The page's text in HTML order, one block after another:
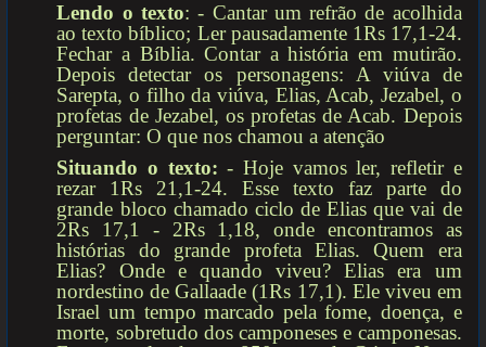
Lendo o texto: - Cantar um refrão de acolhida
ao texto bíblico; Ler pausadamente 1Rs 17,1-24.
Fechar a Bíblia. Contar a história em mutirão.
Depois detectar os personagens: A viúva de
Sarepta, o filho da viúva, Elias, Acab, Jezabel, o
profetas de Jezabel, os profetas de Acab. Depois
perguntar: O que nos chamou a atenção
Situando o texto: - Hoje vamos ler, refletir e
rezar 1Rs 21,1-24. Esse texto faz parte do
grande bloco chamado ciclo de Elias que vai de
2Rs 17,1 - 2Rs 1,18, onde encontramos as
histórias do grande profeta Elias. Quem era
Elias? Onde e quando viveu? Elias era um
nordestino de Gallaade (1Rs 17,1). Ele viveu em
Israel um tempo marcado pela fome, doença, e
morte, sobretudo dos camponeses e camponesas.